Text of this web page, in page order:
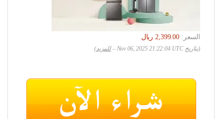
السعر:
‏2,399.00 ريال
(بتاريخ Nov 06, 2025 21:22:04 UTC – للمزيد)